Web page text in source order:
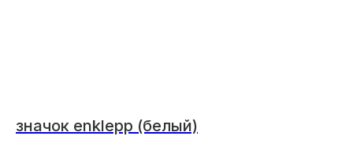
значок enklepp (белый)